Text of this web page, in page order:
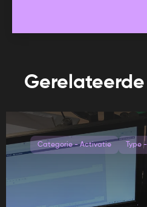
Categorie - Activatie Type